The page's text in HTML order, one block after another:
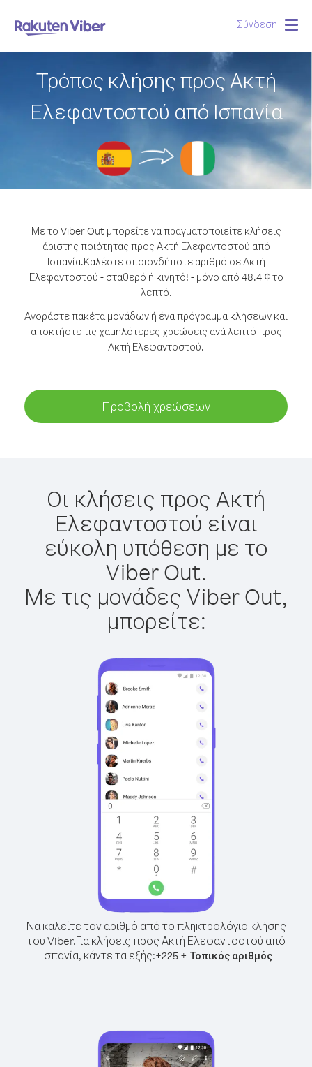
Σύνδεση
Τρόπος κλήσης προς Ακτή
Ελεφαντοστού από Ισπανία
Με το Viber Out μπορείτε να πραγματοποιείτε κλήσεις
άριστης ποιότητας προς Ακτή Ελεφαντοστού από
Ισπανία.Καλέστε οποιονδήποτε αριθμό σε Ακτή
Ελεφαντοστού - σταθερό ή κινητό! - μόνο από 48.4 ¢ το
λεπτό.
Αγοράστε πακέτα μονάδων ή ένα πρόγραμμα κλήσεων και
αποκτήστε τις χαμηλότερες χρεώσεις ανά λεπτό προς
Ακτή Ελεφαντοστού.
Προβολή χρεώσεων
Οι κλήσεις προς Ακτή
Ελεφαντοστού είναι
εύκολη υπόθεση με το
Viber Out.
Με τις μονάδες Viber Out,
μπορείτε:
Να καλείτε τον αριθμό από το πληκτρολόγιο κλήσης
του Viber.Για κλήσεις προς Ακτή Ελεφαντοστού από
Ισπανία, κάντε τα εξής:+225+ Τοπικός αριθμός